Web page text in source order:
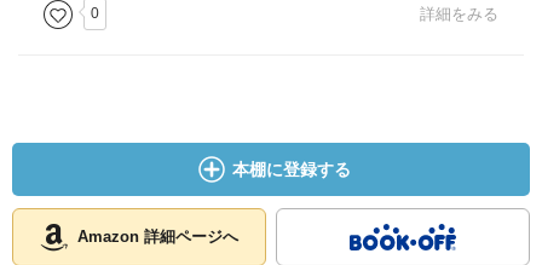
0 詳細をみる
本棚に登録する
Amazon 詳細ページへ